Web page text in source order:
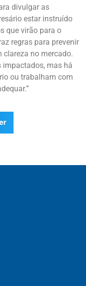
divulgar as
estar instruído
que virão para o
regras para prevenir
no mercado.
impactados, mas há
ou trabalham com